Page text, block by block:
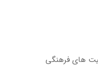
های فرهنگی